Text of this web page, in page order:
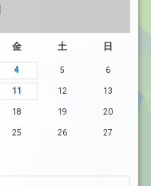
金 土 日
4 5 6
11 12 13
18 19 20
25 26 27